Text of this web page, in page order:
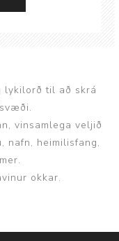
lykilorð til að skrá
vinsamlega veljið
nafn, heimilisfang,
okkar.